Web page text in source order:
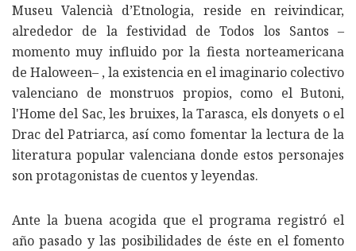
Museu Valencià d’Etnologia, reside en reivindicar,
alrededor de la festividad de Todos los Santos –
momento muy influido por la fiesta norteamericana
de Haloween– , la existencia en el imaginario colectivo
valenciano de monstruos propios, como el Butoni,
l'Home del Sac, les bruixes, la Tarasca, els donyets o el
Drac del Patriarca, así como fomentar la lectura de la
literatura popular valenciana donde estos personajes
son protagonistas de cuentos y leyendas.
Ante la buena acogida que el programa registró el
año pasado y las posibilidades de éste en el fomento